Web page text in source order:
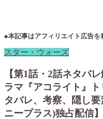
◆本記事はアフィリエイト広告を
スター・ウォーズ
【第1話・2話ネタバ
ラマ『アコライト』
タバレ、考察、隠し
ニープラス)独占配信】